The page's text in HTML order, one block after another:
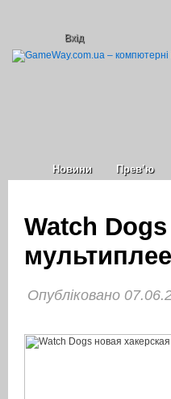
Вхід
Новини Прев’ю
Watch
Опубліковано